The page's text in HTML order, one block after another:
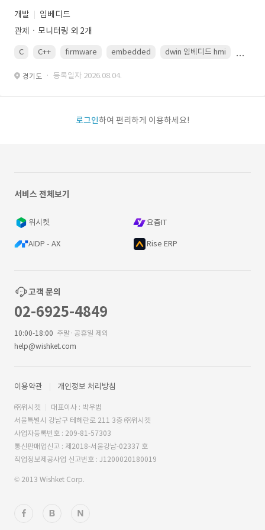
개발
임베디드
관제ㆍ모니터링 외 2개
C C++ firmware embedded dwin 임베디드 hmi
경기도 · 등록일자 2026.08.04.
로그인하여 편리하게 이용하세요!
서비스 전체보기
위시켓 요즘IT
AIDP - AX Rise ERP
고객 문의
02-6925-4849
10:00-18:00 주말·공휴일 제외
help@wishket.com
이용약관 개인정보 처리방침
㈜위시켓
대표이사 : 박우범
서울특별시 강남구 테헤란로 211 3층 ㈜위시켓
사업자등록번호 : 209-81-57303
통신판매업신고 : 제2018-서울강남-02337 호
직업정보제공사업 신고번호 : J1200020180019
© 2013 Wishket Corp.